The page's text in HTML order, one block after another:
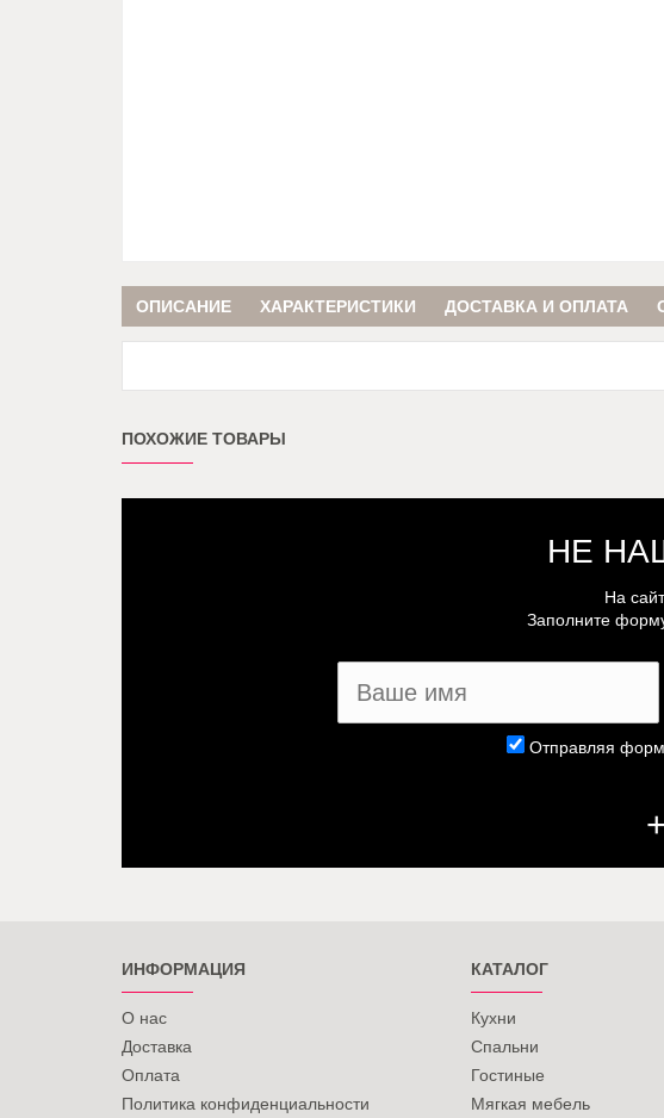
ОПИСАНИЕ ХАРАКТЕРИСТИКИ ДОСТАВКА И ОПЛАТА
ПОХОЖИЕ ТОВАРЫ
НЕ
На
Заполните
Отправляя
ИНФОРМАЦИЯ
О нас
Доставка
Оплата
Политика конфиденциальности
КАТАЛОГ
Кухни
Спальни
Гостиные
Мягкая мебель